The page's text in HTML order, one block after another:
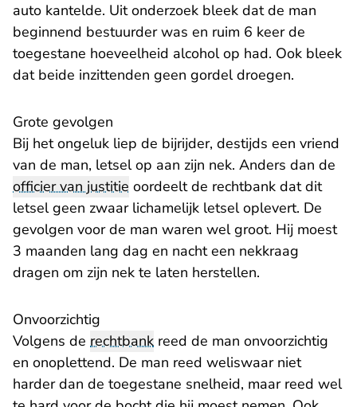
auto kantelde. Uit onderzoek bleek dat de man
beginnend bestuurder was en ruim 6 keer de
toegestane hoeveelheid alcohol op had. Ook bleek
dat beide inzittenden geen gordel droegen.
Grote gevolgen
Bij het ongeluk liep de bijrijder, destijds een vriend
van de man, letsel op aan zijn nek. Anders dan de
officier van justitie oordeelt de rechtbank dat dit
letsel geen zwaar lichamelijk letsel oplevert. De
gevolgen voor de man waren wel groot. Hij moest
3 maanden lang dag en nacht een nekkraag
dragen om zijn nek te laten herstellen.
Onvoorzichtig
Volgens de rechtbank reed de man onvoorzichtig
en onoplettend. De man reed weliswaar niet
harder dan de toegestane snelheid, maar reed wel